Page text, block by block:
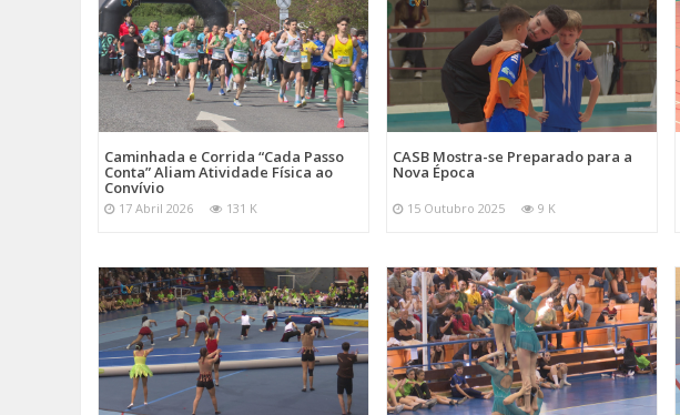
Caminhada e Corrida “Cada Passo
Conta” Aliam Atividade Física ao
Convívio
17 Abril 2026 131 K
CASB Mostra-se Preparado para a
Nova Época
15 Outubro 2025 9 K